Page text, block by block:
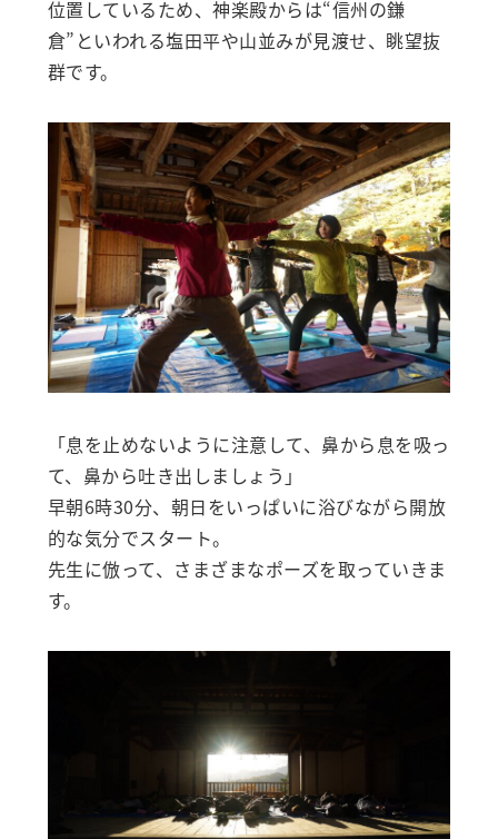
位置しているため、神楽殿からは“信州の鎌
倉”といわれる塩田平や山並みが見渡せ、眺望抜
群です。
「息を止めないように注意して、鼻から息を吸っ
て、鼻から吐き出しましょう」
早朝6時30分、朝日をいっぱいに浴びながら開放
的な気分でスタート。
先生に倣って、さまざまなポーズを取っていきま
す。